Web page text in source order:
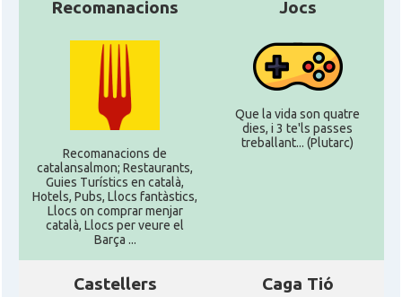
Recomanacions
Recomanacions de
catalansalmon; Restaurants,
Guies Turístics en català,
Hotels, Pubs, Llocs fantàstics,
Llocs on comprar menjar
català, Llocs per veure el
Barça ...
Jocs
Que la vida son quatre
dies, i 3 te'ls passes
treballant... (Plutarc)
Castellers Caga Tió